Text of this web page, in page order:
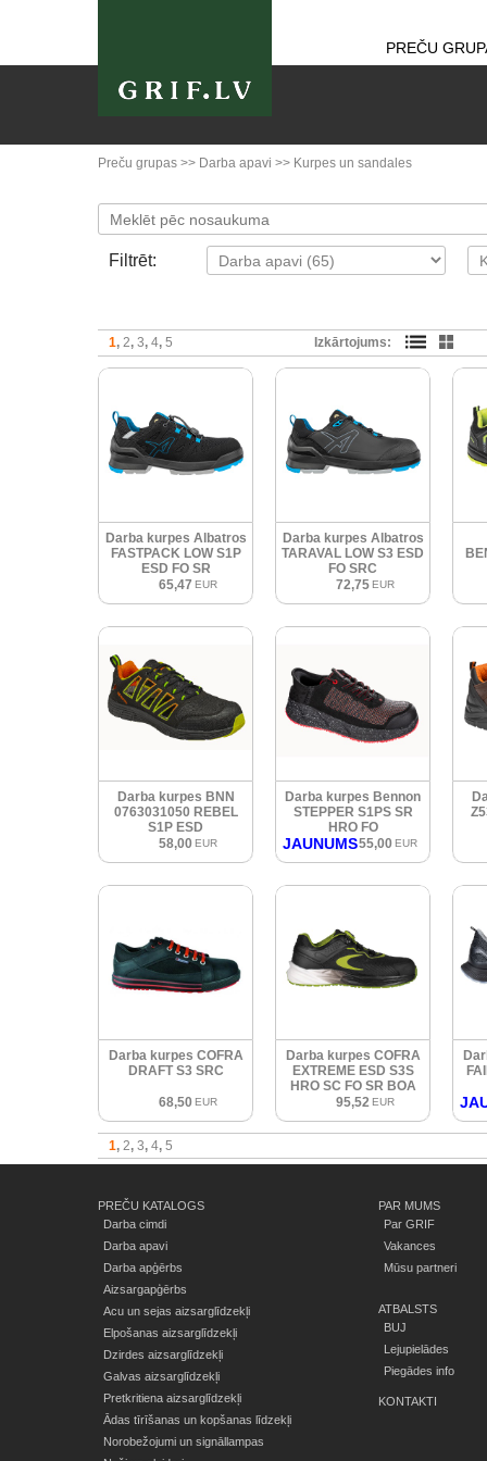
PREČU
Preču grupas >> Darba apavi >> Kurpes un sandales
Filtrēt:
1 2 3 4 5 Izkārtojums:
Darba kurpes Albatros
FASTPACK LOW S1P
ESD FO SR
65,47 EUR
Darba kurpes Albatros
TARAVAL LOW S3 ESD
FO SRC
72,75 EUR
Darba kurpes BNN
0763031050 REBEL
S1P ESD
58,00 EUR
Darba kurpes Bennon
STEPPER S1PS SR
HRO FO
JAUNUMS55,00 EUR
Darba kurpes COFRA
DRAFT S3 SRC
68,50 EUR
Darba kurpes COFRA
EXTREME ESD S3S
HRO SC FO SR BOA
95,52 EUR
1 2 3 4 5
PREČU KATALOGS
Darba cimdi
Darba apavi
Darba apģērbs
Aizsargapģērbs
Acu un sejas aizsarglīdzekļi
Elpošanas aizsarglīdzekļi
Dzirdes aizsarglīdzekļi
Galvas aizsarglīdzekļi
Pretkritiena aizsarglīdzekļi
Ādas tīrīšanas un kopšanas līdzekļi
Norobežojumi un signāllampas
PAR MUMS
Par GRIF
Vakances
Mūsu partneri
ATBALSTS
BUJ
Lejupielādes
Piegādes info
KONTAKTI